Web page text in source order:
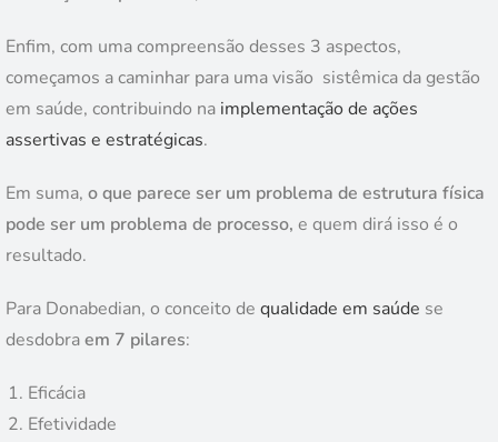
Enfim, com uma compreensão desses 3 aspectos,
começamos a caminhar para uma visão sistêmica da gestão
em saúde, contribuindo na implementação de ações
assertivas e estratégicas.
Em suma, o que parece ser um problema de estrutura física
pode ser um problema de processo, e quem dirá isso é o
resultado.
Para Donabedian, o conceito de qualidade em saúde se
desdobraem 7 pilares:
Eficácia
Efetividade